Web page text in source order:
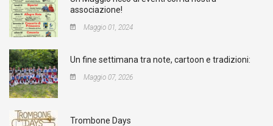
associazione!
Maggio 01, 2024
Un fine settimana tra note, cartoon e tradizioni:
Maggio 07, 2026
Trombone Days